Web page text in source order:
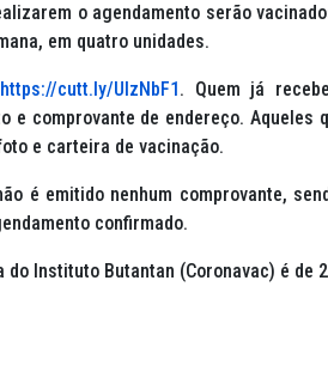
o agendamento serão
em quatro unidades.
https://cutt.ly/UlzNbF1 . Quem já
e comprovante de endereço. Aqueles
e carteira de vacinação.
é emitido nenhum comprovante,
confirmado.
do Instituto Butantan (Coronavac) é de